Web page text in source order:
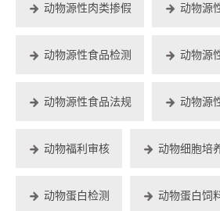
动物源性肉类掺假 动物源
动物源性食品检测 动物源
动物源性食品法规 动物源
动物福利审核 动物细胞培
动物蛋白检测 动物蛋白饲